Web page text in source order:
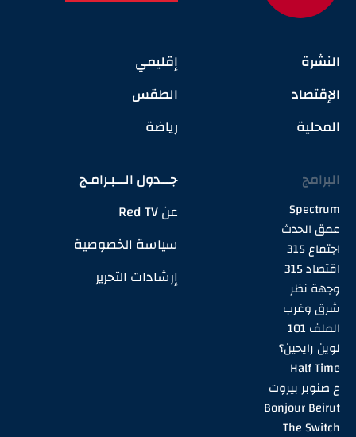
النشرة
الإقتصاد
المحلية
إقليمي
الطقس
رياضة
البرامج
Spectrum
عمق الحدث
اجتماع 315
اقتصاد 315
وجهة نظر
شرق وغرب
الملف 101
لوين رايحين؟
Half Time
ع صنوبر بيروت
Bonjour Beirut
The Switch
جـــدول الـــبـرامـج
عن Red TV
سياسة الخصوصية
إرشادات التحرير